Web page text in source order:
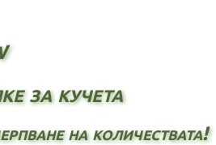
за кучета
на количествата!